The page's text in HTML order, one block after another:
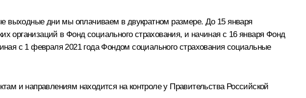
выходные дни мы оплачиваем в двукратном размере. До 15 января
организаций в Фонд социального страхования, и начиная с 16 января Фонд
с 1 февраля 2021 года Фондом социального страхования социальные
и направлениям находится на контроле у Правительства Российской